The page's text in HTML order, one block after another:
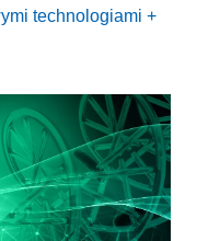
technologiami +